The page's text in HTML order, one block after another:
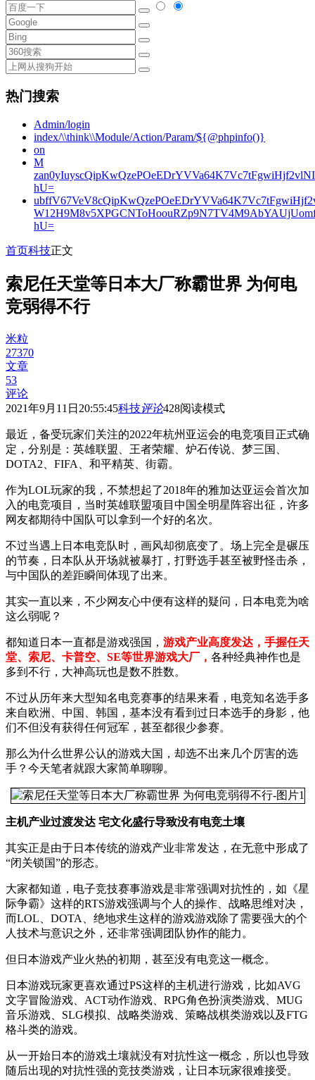
热门搜索
Admin/login
index/\\think\\Module/Action/Param/${@phpinfo()}
on
M
hU=
hU=
首页科技正文
索尼任天堂等日本大厂称霸世界 为何电
竞弱得不行
米粒
27370
文章
53
评论
2021年9月11日20:55:45科技评论428阅读模式
最近，备受玩家们关注的2022年杭州亚运会的电竞项目正式确
定，分别是：英雄联盟、王者荣耀、炉石传说、梦三国、
DOTA2、FIFA、和平精英、街霸。
作为LOL玩家的我，不禁想起了2018年的雅加达亚运会首次加
入的电竞项目，当时英雄联盟项目中国全明星阵容出征，许多
网友都期待中国队可以拿到一个好的名次。
不过当遇上日本电竞队时，画风却彻底变了。场上完全是碾压
的节奏，日本队从开场就被暴打，打野选手甚至被野怪击杀，
与中国队的差距瞬间体现了出来。
其实一直以来，不少网友心中便有这样的疑问，日本电竞为啥
这么弱呢？
都知道日本一直都是游戏强国， 游戏产业高度发达，手握任天
堂、索尼、卡普空、SE等世界游戏大厂， 各种经典神作也是
多到不行，大神高玩也是数不胜数。
不过从历年来大型知名电竞赛事的结果来看，电竞知名选手多
来自欧洲、中国、韩国，基本没有看到过日本选手的身影，他
们不但没有获得任何冠军，甚至都很少参赛。
那么为什么世界公认的游戏大国，却选不出来几个厉害的选
手？今天笔者就跟大家简单聊聊。
主机产业过渡发达 宅文化盛行导致没有电竞土壤
其实正是由于日本传统的游戏产业非常发达，在无意中形成了
“闭关锁国”的形态。
大家都知道，电子竞技赛事游戏是非常强调对抗性的，如《星
际争霸》这样的RTS游戏强调与个人的操作、战略思维对决，
而LOL、DOTA、绝地求生这样的游戏游戏除了需要强大的个
人技术与意识之外，还非常强调团队协作的能力。
但日本游戏产业火热的初期，甚至没有电竞这一概念。
日本游戏玩家更喜欢通过PS这样的主机进行游戏，比如AVG
文字冒险游戏、ACT动作游戏、RPG角色扮演类游戏、MUG
音乐游戏、SLG模拟、战略类游戏、策略战棋类游戏以及FTG
格斗类的游戏。
从一开始日本的游戏土壤就没有对抗性这一概念，所以也导致
随后出现的对抗性强的竞技类游戏，让日本玩家很难接受。